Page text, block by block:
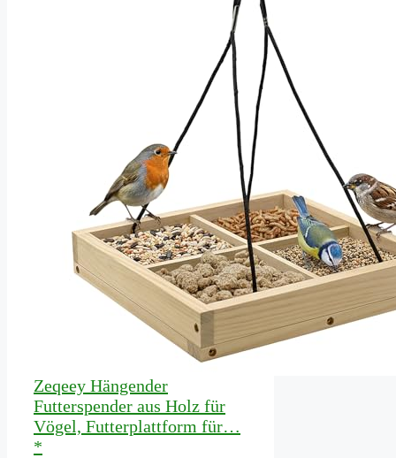
Zeqeey Hängender
Futterspender aus Holz für
Vögel, Futterplattform für…
*